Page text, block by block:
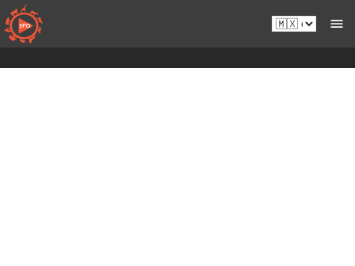
Saltar
al
contenido
es-
mx.sportsmansparadiseonline.com